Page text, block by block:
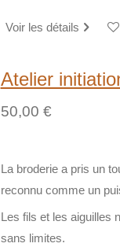
Voir les détails
Atelier
50,00 €
La broderie a pris un
reconnu comme un
Les fils et les aiguilles
sans limites.